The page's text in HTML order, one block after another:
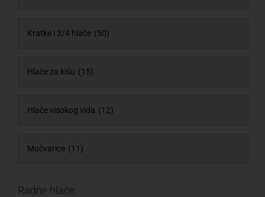
Kratke i 3/4 hlače (50)
Hlače za kišu (15)
Hlače visokog vida (12)
Močvarice (11)
Radne hlače